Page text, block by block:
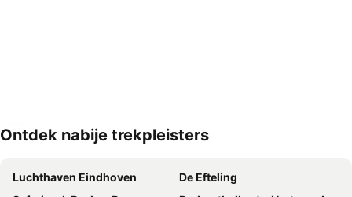
Kaart uitvouwen
Ontdek nabije trekpleisters
Luchthaven Eindhoven
De Efteling